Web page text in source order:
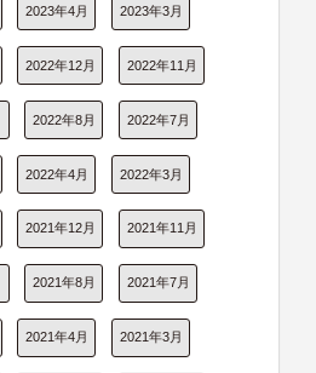
2023年4月 2023年3月
2022年12月 2022年11月
2022年8月 2022年7月
2022年4月 2022年3月
2021年12月 2021年11月
2021年8月 2021年7月
2021年4月 2021年3月